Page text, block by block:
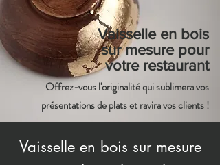
Vaisselle en bois
sur mesure pour
votre restaurant
Offrez-vous l'originalité qui sublimera vos
présentations de plats et ravira vos clients !
Vaisselle en bois sur mesure